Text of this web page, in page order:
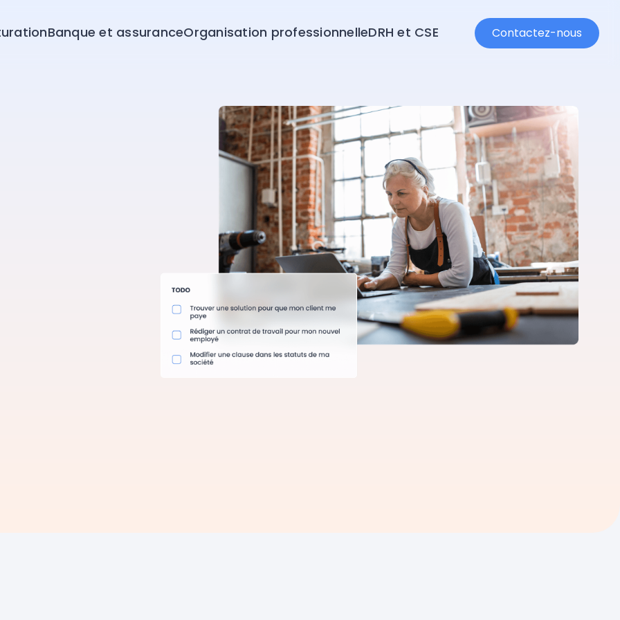
Banque et assuranceOrganisation professionnelleDRH et CSE Contactez-nous